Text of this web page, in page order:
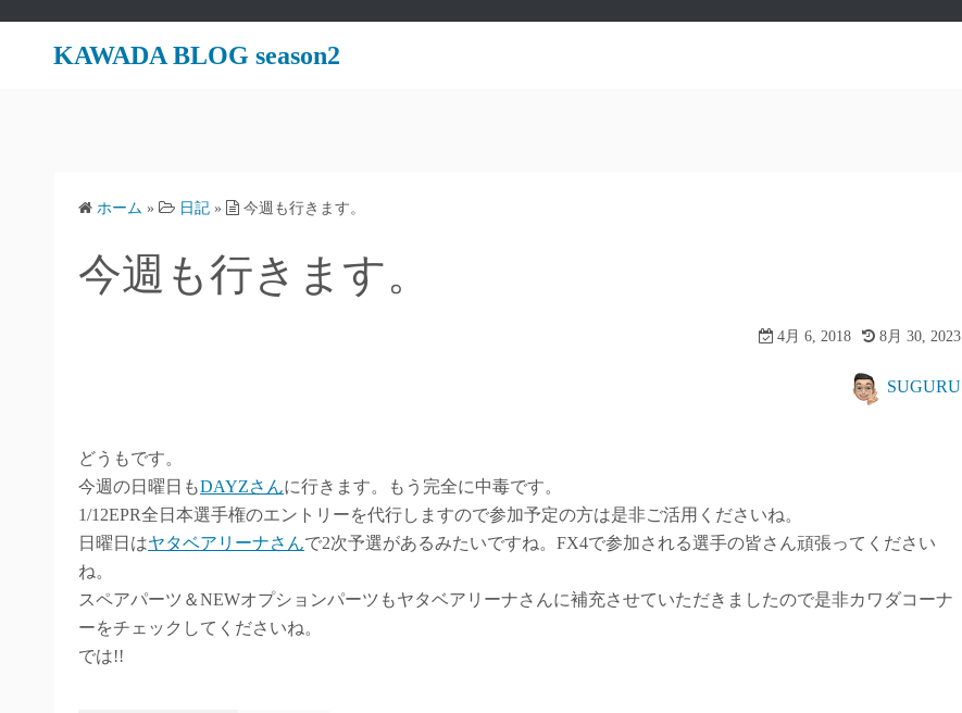
KAWADA BLOG season2
ホーム » 日記 » 今週も行きます。
今週も行きます。
4月 6, 2018 8月 30, 2023
SUGURU
どうもです。
今週の日曜日もDAYZさんに行きます。もう完全に中毒です。
1/12EPR全日本選手権のエントリーを代行しますので参加予定の方は是非ご活用くださいね。
日曜日はヤタベアリーナさんで2次予選があるみたいですね。FX4で参加される選手の皆さん頑張ってください
ね。
スペアパーツ＆NEWオプションパーツもヤタベアリーナさんに補充させていただきましたので是非カワダコーナ
ーをチェックしてくださいね。
では!!